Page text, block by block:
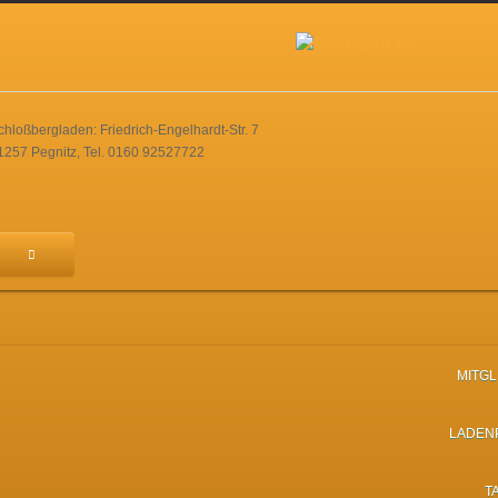
Friedrich-Engelhardt-Str. 7
Pegnitz, Tel. 0160 92527722